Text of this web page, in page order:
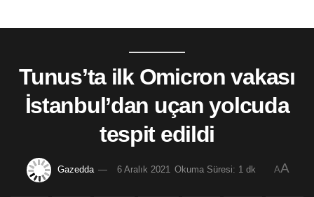
Tunus’ta ilk Omicron vakası
İstanbul’dan uçan yolcuda
tespit edildi
Gazedda 6 Aralık 2021 Okuma Süresi: 1 dk AA